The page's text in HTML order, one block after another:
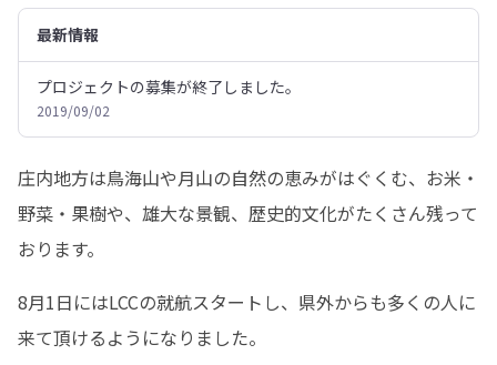
最新情報
プロジェクトの募集が終了しました。
2019/09/02
庄内地方は鳥海山や月山の自然の恵みがはぐくむ、お米・
野菜・果樹や、雄大な景観、歴史的文化がたくさん残って
おります。
8月1日にはLCCの就航スタートし、県外からも多くの人に
来て頂けるようになりました。